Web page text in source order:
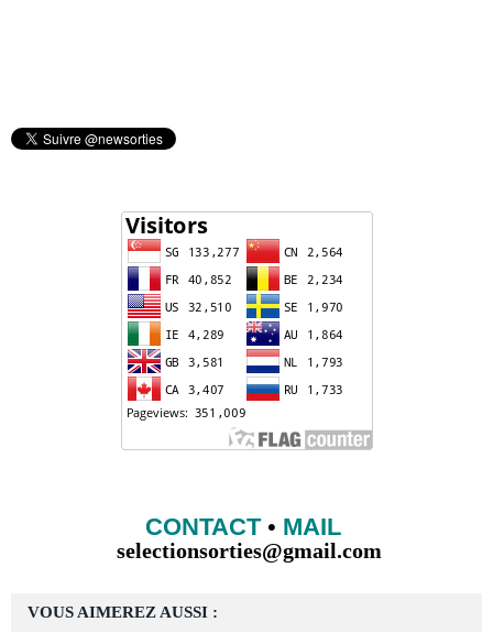
VOUS AIMEREZ AUSSI :
CONTACT• MAIL
selectionsorties@gmail.com